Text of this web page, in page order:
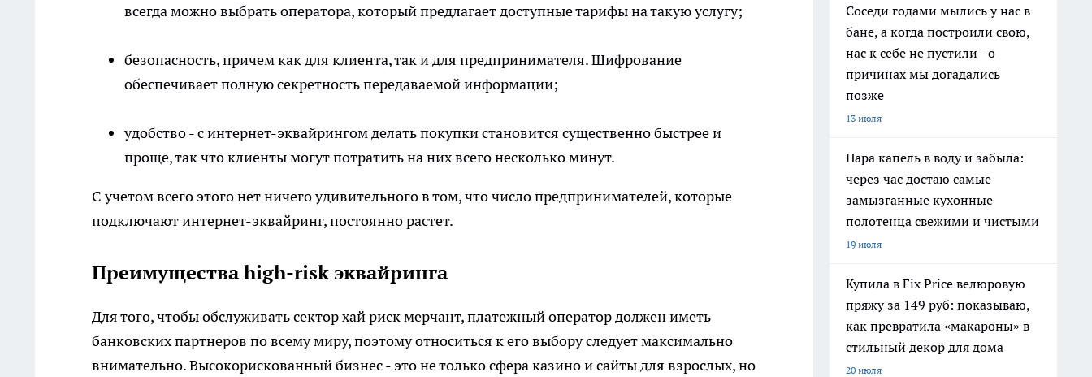
всегда можно выбрать оператора, который предлагает доступные тарифы на такую услугу;
безопасность, причем как для клиента, так и для предпринимателя. Шифрование
обеспечивает полную секретность передаваемой информации;
удобство - с интернет-эквайрингом делать покупки становится существенно быстрее и
проще, так что клиенты могут потратить на них всего несколько минут.
С учетом всего этого нет ничего удивительного в том, что число предпринимателей, которые
подключают интернет-эквайринг, постоянно растет.
Преимущества high-risk эквайринга
Для того, чтобы обслуживать секторхай риск мерчант, платежный оператор должен иметь
банковских партнеров по всему миру, поэтому относиться к его выбору следует максимально
внимательно. Высокорискованный бизнес - это не только сфера казино и сайты для взрослых, но
Соседи годами мылись у нас в
бане, а когда построили свою,
нас к себе не пустили - о
причинах мы догадались
позже
13 июля
Пара капель в воду и забыла:
через час достаю самые
замызганные кухонные
полотенца свежими и чистыми
19 июля
Купила в Fix Price велюровую
пряжу за 149 руб: показываю,
как превратила «макароны» в
стильный декор для дома
20 июля